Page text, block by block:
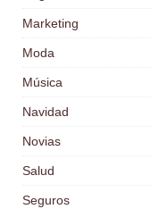
Marketing
Moda
Música
Navidad
Novias
Salud
Seguros